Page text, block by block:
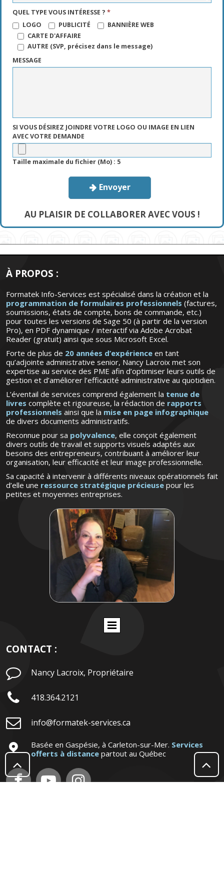
 
QUEL TYPE VOUS INTÉRESSE ? *
LOGO
PUBLICITÉ
BANNIÈRE WEB
CARTE D'AFFAIRE
AUTRE (SVP, précisez dans le message)
MESSAGE
SI VOUS DÉSIREZ JOINDRE VOTRE LOGO OU IMAGE EN LIEN
AVEC VOTRE DEMANDE
Taille maximale du fichier (Mo) : 5
 Envoyer
AU PLAISIR DE COLLABORER AVEC VOUS !
À PROPOS :
Formatek Info-Services est spécialisé dans la création et la
programmation de formulaires professionnels (factures,
soumissions, états de compte, bons de commande, etc.)
pour toutes les versions de Sage 50 (à partir de la version
Pro), en PDF dynamique / interactif via Adobe Acrobat
Reader (gratuit) ainsi que sous Microsoft Excel.
Forte de plus de 20 années d’expérience en tant
qu’adjointe administrative senior, Nancy Lacroix met son
expertise au service des PME afin d’optimiser leurs outils de
gestion et d’améliorer l’efficacité administrative au quotidien.
L’éventail de services comprend également la tenue de
livres complète et rigoureuse, la rédaction de rapports
professionnels ainsi que la mise en page infographique
de divers documents administratifs.
Reconnue pour sa polyvalence, elle conçoit également
divers outils de travail et supports visuels adaptés aux
besoins des entrepreneurs, contribuant à améliorer leur
organisation, leur efficacité et leur image professionnelle.
Sa capacité à intervenir à différents niveaux opérationnels fait
d’elle une ressource stratégique précieuse pour les
petites et moyennes entreprises.
CONTACT :
 Nancy Lacroix, Propriétaire
 418.364.2121
 info@formatek-services.ca
 Basée en Gaspésie, à Carleton-sur-Mer. Services
offerts à distance partout au Québec
  